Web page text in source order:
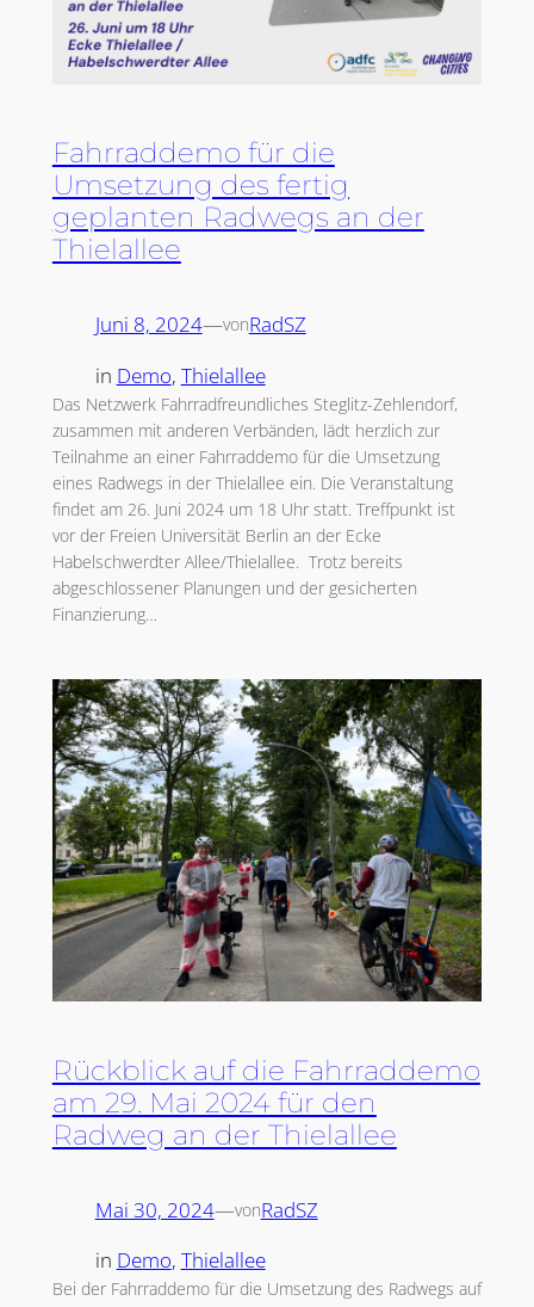
Fahrraddemo für die
Umsetzung des fertig
geplanten Radwegs an der
Thielallee
Juni 8, 2024—vonRadSZ
in Demo, Thielallee
Das Netzwerk Fahrradfreundliches Steglitz-Zehlendorf,
zusammen mit anderen Verbänden, lädt herzlich zur
Teilnahme an einer Fahrraddemo für die Umsetzung
eines Radwegs in der Thielallee ein. Die Veranstaltung
findet am 26. Juni 2024 um 18 Uhr statt. Treffpunkt ist
vor der Freien Universität Berlin an der Ecke
Habelschwerdter Allee/Thielallee. Trotz bereits
abgeschlossener Planungen und der gesicherten
Finanzierung…
Rückblick auf die Fahrraddemo
am 29. Mai 2024 für den
Radweg an der Thielallee
Mai 30, 2024—vonRadSZ
in Demo, Thielallee
Bei der Fahrraddemo für die Umsetzung des Radwegs auf